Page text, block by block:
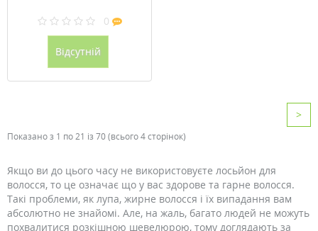
0
Відсутній
>
Показано з 1 по 21 із 70 (всього 4 сторінок)
Якщо ви до цього часу не використовуєте лосьйон для
волосся, то це означає що у вас здорове та гарне волосся.
Такі проблеми, як лупа, жирне волосся і їх випадання вам
абсолютно не знайомі. Але, на жаль, багато людей не можуть
похвалитися розкішною шевелюрою, тому доглядають за